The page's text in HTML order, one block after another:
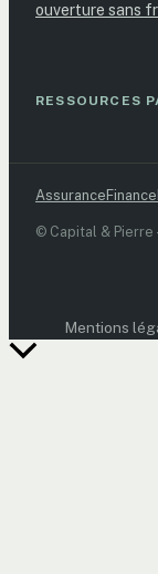
ouverture sans
RESSOURCES
Assurance Finance
© Capital &
Mentions